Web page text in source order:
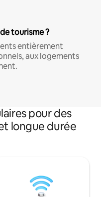
tourisme ?
entièrement
aux logements
pour des
longue durée